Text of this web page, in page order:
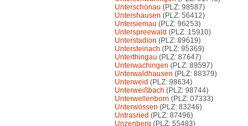
Unterschönau (PLZ: 98587)
Untershausen (PLZ: 56412)
Untersiemau (PLZ: 96253)
Unterspreewald (PLZ: 15910)
Unterstadion (PLZ: 89619)
Untersteinach (PLZ: 95369)
Unterthingau (PLZ: 87647)
Unterwachingen (PLZ: 89597)
Unterwaldhausen (PLZ: 88379)
Unterweid (PLZ: 98634)
Unterweißbach (PLZ: 98744)
Unterwellenborn (PLZ: 07333)
Unterwössen (PLZ: 83246)
Untrasried (PLZ: 87496)
Unzenberg (PLZ: 55483)